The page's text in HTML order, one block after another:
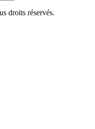
droits réservés.